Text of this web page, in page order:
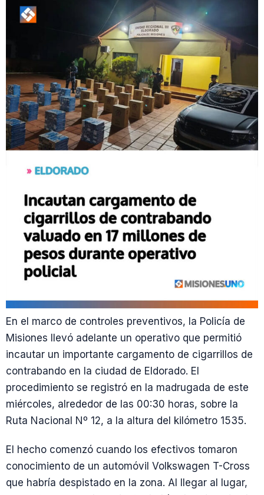
En el marco de controles preventivos, la Policía de
Misiones llevó adelante un operativo que permitió
incautar un importante cargamento de cigarrillos de
contrabando en la ciudad de Eldorado. El
procedimiento se registró en la madrugada de este
miércoles, alrededor de las 00:30 horas, sobre la
Ruta Nacional Nº 12, a la altura del kilómetro 1535.
El hecho comenzó cuando los efectivos tomaron
conocimiento de un automóvil Volkswagen T-Cross
que habría despistado en la zona. Al llegar al lugar,